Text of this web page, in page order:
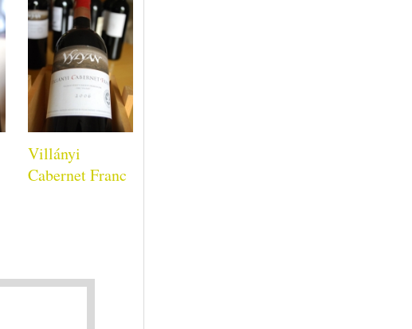
Villányi
Cabernet Franc